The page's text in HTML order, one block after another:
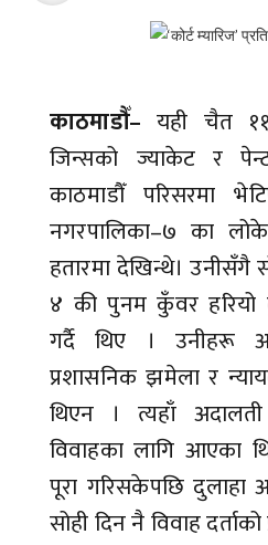
काठमाडौँ– यही चैत
जिन्सको ज्याकेट र
काठमाडौँ परिसरमा
नगरपालिका–७ का
हतारमा देखिन्थे। उनीसँगै
४ की पुनम कुँवर हरियो
गर्दै थिए । उनीहरू
प्रशासनिक झमेला र
थिएन । त्यहाँ अदालती
विवाहका लागि आएका
पूरा गरिसकेपछि
सोही दिन नै विवाह दर्ताको